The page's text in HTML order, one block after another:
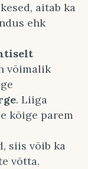
aitab ka
ehk
võimalik
. Liiga
kõige parem
siis võib ka
võtta.